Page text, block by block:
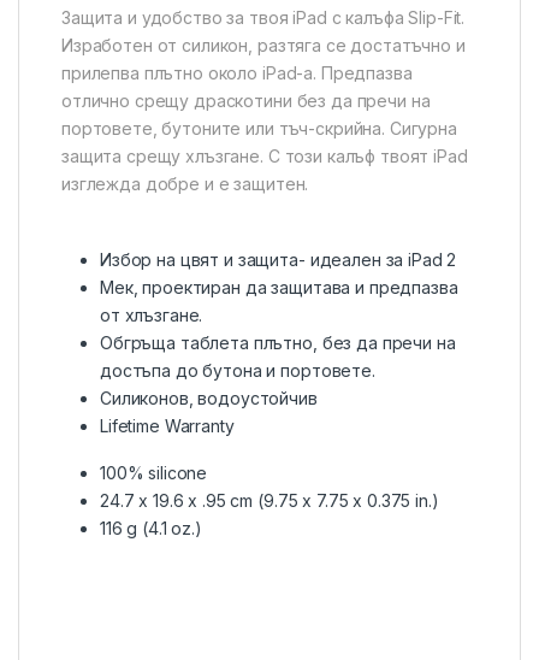
Защита и удобство за твоя iPad с калъфа Slip-Fit.
Изработен от силикон, разтяга се достатъчно и
прилeпва плътно около iPad-a. Предпазва
отлично срещу драскотини без да пречи на
портовете, бутоните или тъч-скрийна. Сигурна
защита срещу хлъзгане. С този калъф твоят iPad
изглежда добре и е защитен.
Избор на цвят и защита- идеален за iPad 2
Мек, проектиран да защитава и предпазва
от хлъзгане.
Обгръща таблета плътно, без да пречи на
достъпа до бутона и портовете.
Силиконов, водоустойчив
Lifetime Warranty
100% silicone
24.7 x 19.6 x .95 cm (9.75 x 7.75 x 0.375 in.)
116 g (4.1 oz.)